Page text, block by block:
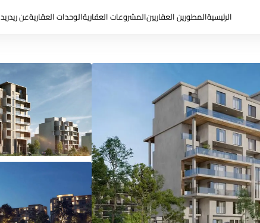
الرئيسيةالمطورين العقاريينالمشروعات العقاريةالوحدات العقاريةعن ريدريد